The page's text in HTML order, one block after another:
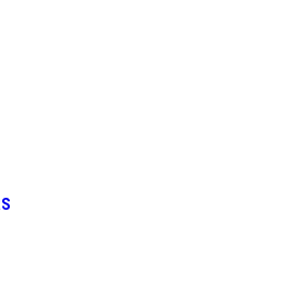
: SÉBASTIEN
D'UN FIL
EVANS